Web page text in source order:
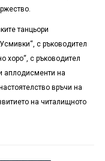
танцьори
с ръководител
хоро“, с ръководител
аплодисменти на
връчи на
на читалищното